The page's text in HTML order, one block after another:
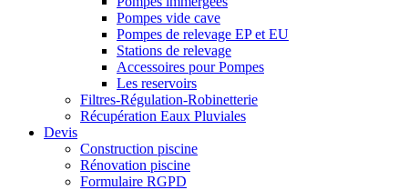
Pompes vide cave
Pompes de relevage EP et EU
Stations de relevage
Accessoires pour Pompes
Les reservoirs
Filtres-Régulation-Robinetterie
Récupération Eaux Pluviales
Devis
Construction piscine
Rénovation piscine
Formulaire RGPD